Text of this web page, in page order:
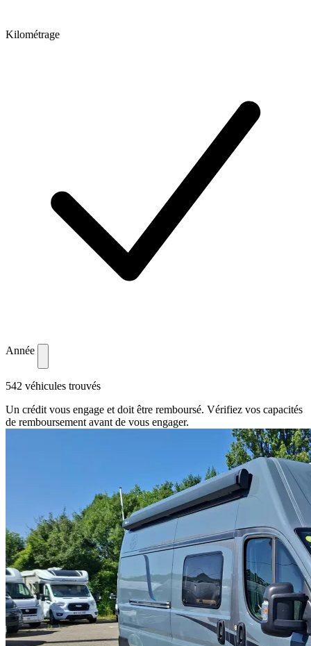
Kilométrage
Année
542 véhicules trouvés
Un crédit vous engage et doit être remboursé. Vérifiez vos capacités
de remboursement avant de vous engager.